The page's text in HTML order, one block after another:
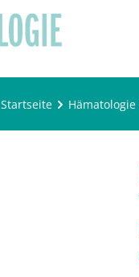
Startseite Hämatologie